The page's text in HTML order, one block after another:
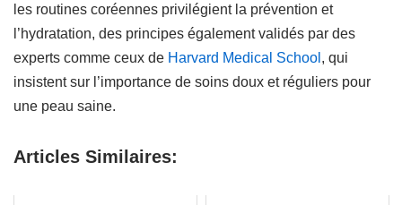
les routines coréennes privilégient la prévention et
l’hydratation, des principes également validés par des
experts comme ceux de Harvard Medical School , qui
insistent sur l’importance de soins doux et réguliers pour
une peau saine.
Articles Similaires: